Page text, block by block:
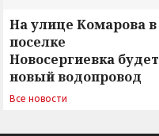
На улице Комарова в
поселке
Новосергиевка будет
новый водопровод
Все новости